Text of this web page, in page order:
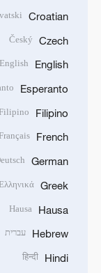
Croatian
Czech
Český
English
English
Esperanto
Filipino
Filipino
French
Français
German
Greek
Hausa
Hausa
Hebrew עברית
Hindi
हिन्दी